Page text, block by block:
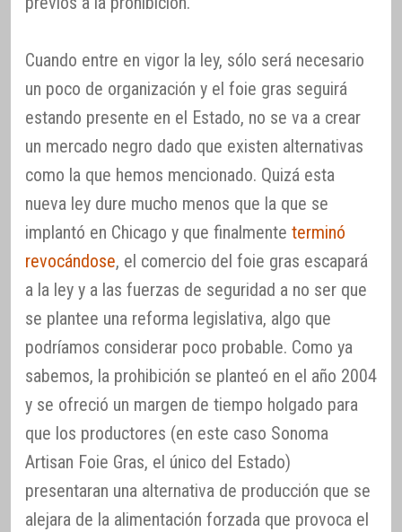
Cuando entre en vigor la ley, sólo será necesario
un poco de organización y el foie gras seguirá
estando presente en el Estado, no se va a crear
un mercado negro dado que existen alternativas
como la que hemos mencionado. Quizá esta
nueva ley dure mucho menos que la que se
implantó en Chicago y que finalmente terminó
revocándose, el comercio del foie gras escapará
a la ley y a las fuerzas de seguridad a no ser que
se plantee una reforma legislativa, algo que
podríamos considerar poco probable. Como ya
sabemos, la prohibición se planteó en el año 2004
y se ofreció un margen de tiempo holgado para
que los productores (en este caso Sonoma
Artisan Foie Gras, el único del Estado)
presentaran una alternativa de producción que se
alejara de la alimentación forzada que provoca el